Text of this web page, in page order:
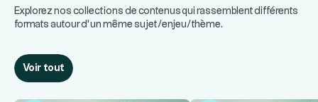
Explorez nos collections de contenus qui rassemblent différents
formats autour d’un même sujet/enjeu/thème.
Voir tout